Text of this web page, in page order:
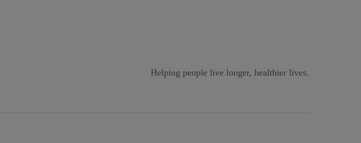
Helping people live longer, healthier lives.